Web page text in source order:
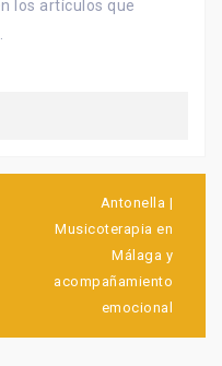
los artículos que
Antonella |
Musicoterapia en
Málaga y
acompañamiento
emocional